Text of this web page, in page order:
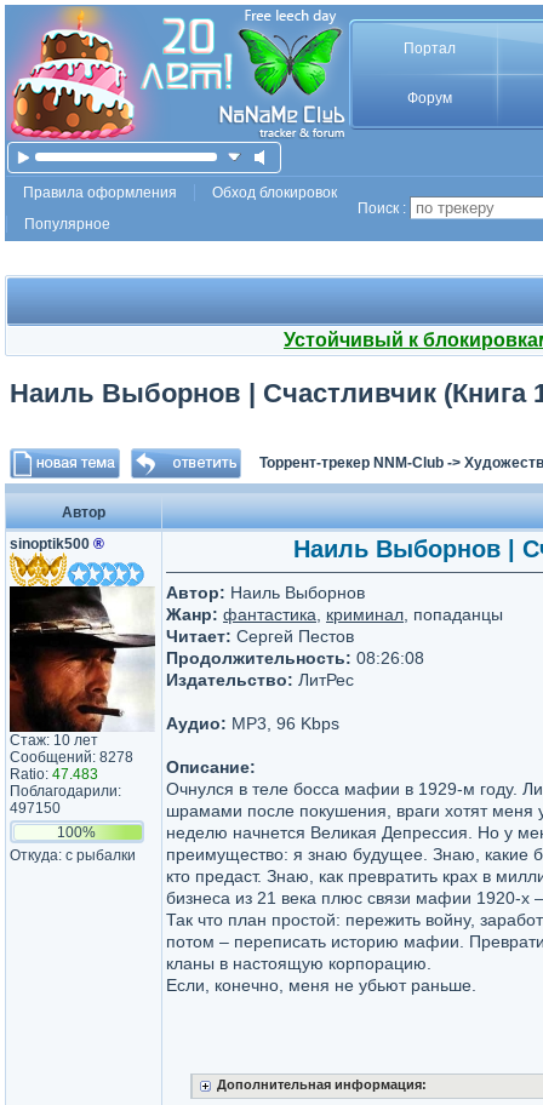
Портал
Форум
Правила оформления
Обход блокировок
Популярное
Поиск :
Устойчивый к
Наиль Выборнов | Счастливчик (Книга
Торрент-трекер NNM-Club ->
Автор
sinoptik500 ®
Стаж: 10 лет
Сообщений: 8278
Ratio: 47.483
Поблагодарили:
497150
100%
Откуда: с рыбалки
Наиль Выборнов |
Автор: Наиль Выборнов
Жанр: фантастика криминал , попаданцы
Читает: Сергей Пестов
Продолжительность: 08:26:08
Издательство: ЛитРес
Аудио: MP3, 96 Kbps
Описание:
Очнулся в теле босса мафии в 1929-м году.
шрамами после покушения, враги хотят меня
неделю начнется Великая Депрессия. Но у
преимущество: я знаю будущее. Знаю, какие
кто предаст. Знаю, как превратить крах в
бизнеса из 21 века плюс связи мафии 1920-х
Так что план простой: пережить войну,
потом – переписать историю мафии.
кланы в настоящую корпорацию.
Если, конечно, меня не убьют раньше.
Дополнительная информация: